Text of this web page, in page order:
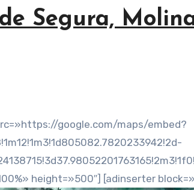
Segura,
google.com/maps/embed?
height=»500″] [adinserter